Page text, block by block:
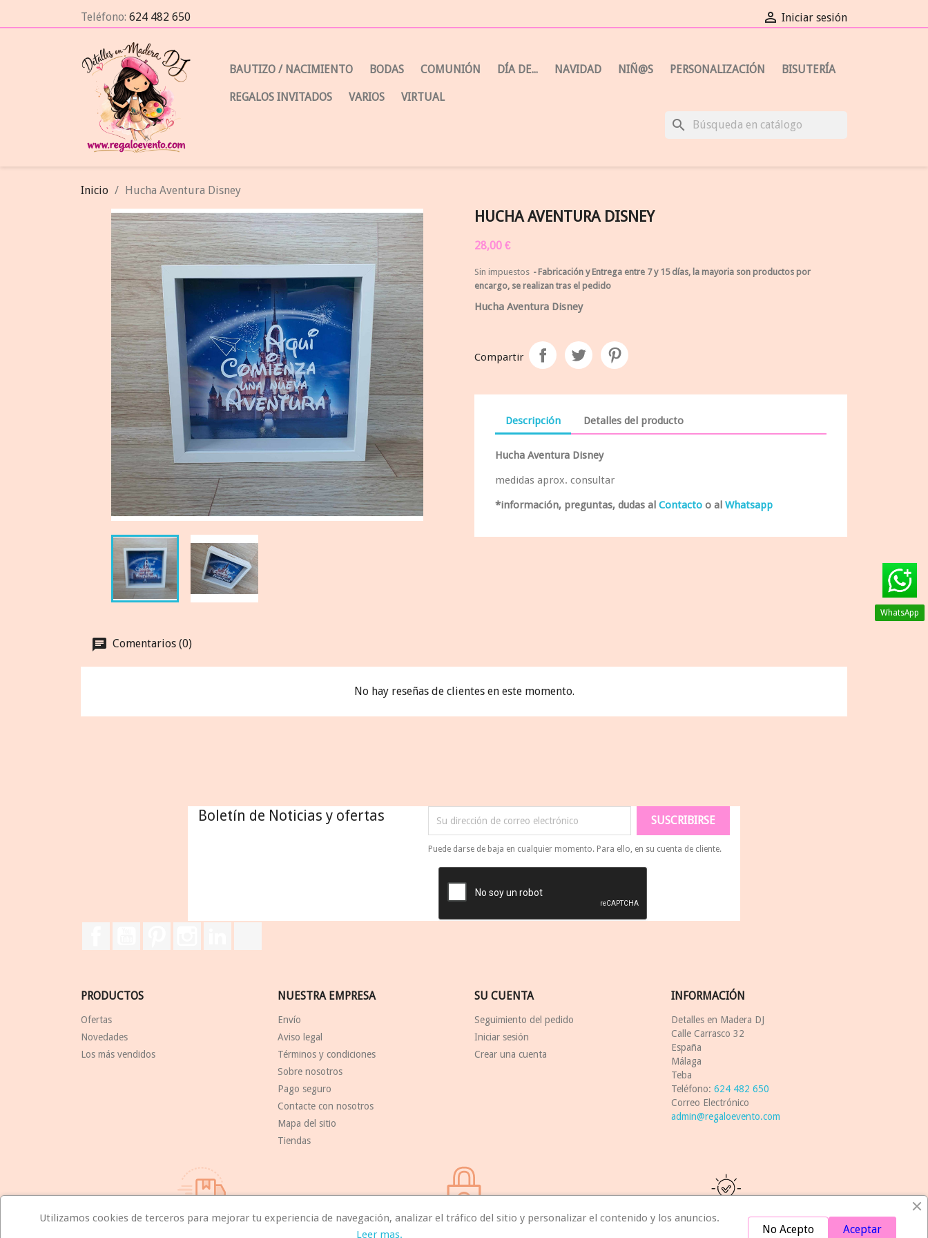
Teléfono: 624 482 650  Iniciar sesión
BAUTIZO / NACIMIENTO BODAS COMUNIÓN DÍA DE... NAVIDAD NIÑ@S PERSONALIZACIÓN BISUTERÍA
REGALOS INVITADOS VARIOS VIRTUAL
search
Inicio Hucha Aventura Disney
HUCHA AVENTURA DISNEY
28,00 €
Sin impuestos
Fabricación y Entrega entre 7 y 15 días, la mayoria son productos por
encargo, se realizan tras el pedido
Hucha Aventura Disney
Compartir
Descripción Detalles del producto
Hucha Aventura Disney
medidas aprox. consultar
*información, preguntas, dudas al Contacto o al Whatsapp
Comentarios (0)
No hay reseñas de clientes en este momento.
Boletín de Noticias y ofertas
Puede darse de baja en cualquier momento. Para ello, en su cuenta de cliente.
PRODUCTOS
Ofertas
Novedades
Los más vendidos
NUESTRA EMPRESA
Envío
Aviso legal
Términos y condiciones
Sobre nosotros
Pago seguro
Contacte con nosotros
Mapa del sitio
Tiendas
SU CUENTA
Seguimiento del pedido
Iniciar sesión
Crear una cuenta
INFORMACIÓN
Detalles en Madera DJ
Calle Carrasco 32
España
Málaga
Teba
Teléfono: 624 482 650
Correo Electrónico
admin@regaloevento.com
WhatsApp
Compromiso de entrega Seguridad Idea
Utilizamos cookies de terceros para mejorar tu experiencia de navegación, analizar el tráfico del sitio y personalizar el contenido y los anuncios.
Leer mas.
Aceptar
No Acepto